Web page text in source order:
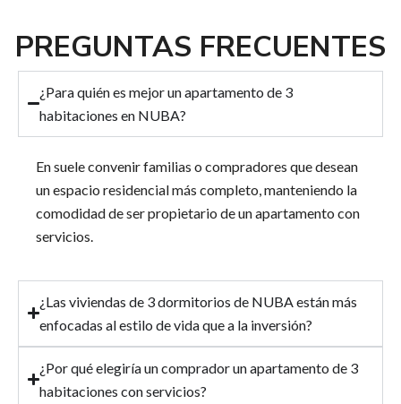
PREGUNTAS FRECUENTES
¿Para quién es mejor un apartamento de 3
habitaciones en NUBA?
Ensuele convenirfamilias o compradores que desean
un espacio residencial más completo, manteniendo la
comodidad de ser propietario de un apartamento con
servicios.
¿Las viviendas de 3 dormitorios de NUBA están más
enfocadas al estilo de vida que a la inversión?
¿Por qué elegiría un comprador un apartamento de 3
habitaciones con servicios?